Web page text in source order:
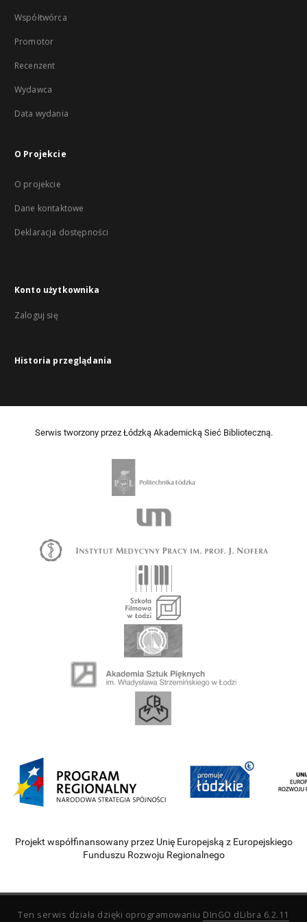
Współtwórca
Promotor
Recenzent
Wydawca
Data wydania
O Projekcie
O projekcie
Dane kontaktowe
Deklaracja dostępności
Konto użytkownika
Zaloguj się
Historia przeglądania
Serwis tworzony przez Łódzką Akademicką Sieć Biblioteczną.
Projekt współfinansowany przez Unię Europejską z Europejskiego
Funduszu Rozwoju Regionalnego
Ten serwis działa dzięki oprogramowaniu DInGO dLibra 6.2.11